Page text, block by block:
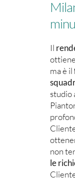
Il
ma è il
studio
non
le